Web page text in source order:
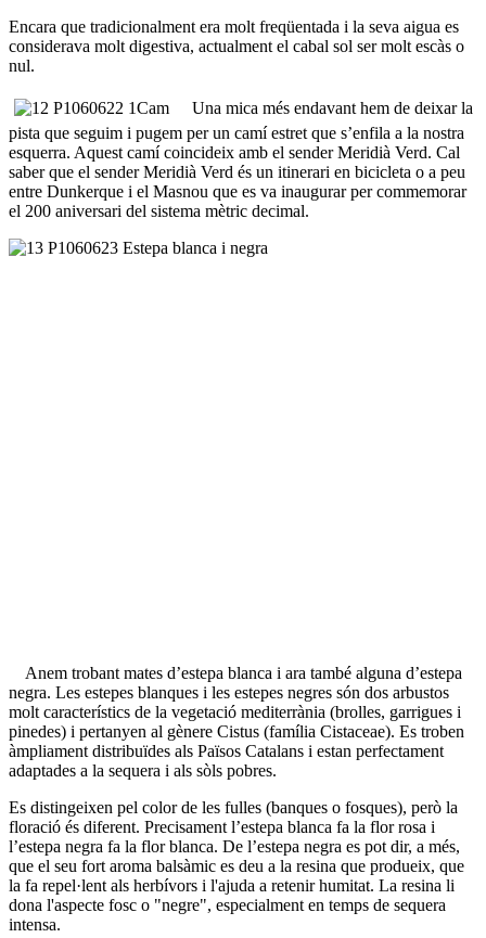
Encara que tradicionalment era molt freqüentada i la seva aigua es
considerava molt digestiva, actualment el cabal sol ser molt escàs o
nul.
Una mica més endavant hem de deixar la
pista que seguim i pugem per un camí estret que s’enfila a la nostra
esquerra. Aquest camí coincideix amb el sender Meridià Verd. Cal
saber que el sender Meridià Verd és un itinerari en bicicleta o a peu
entre Dunkerque i el Masnou que es va inaugurar per commemorar
el 200 aniversari del sistema mètric decimal.
Anem trobant mates d’estepa blanca i ara també alguna d’estepa
negra. Les estepes blanques i les estepes negres són dos arbustos
molt característics de la vegetació mediterrània (brolles, garrigues i
pinedes) i pertanyen al gènere Cistus (família Cistaceae). Es troben
àmpliament distribuïdes als Països Catalans i estan perfectament
adaptades a la sequera i als sòls pobres.
Es distingeixen pel color de les fulles (banques o fosques), però la
floració és diferent. Precisament l’estepa blanca fa la flor rosa i
l’estepa negra fa la flor blanca. De l’estepa negra es pot dir, a més,
que el seu fort aroma balsàmic es deu a la resina que produeix, que
la fa repel·lent als herbívors i l'ajuda a retenir humitat. La resina li
dona l'aspecte fosc o "negre", especialment en temps de sequera
intensa.